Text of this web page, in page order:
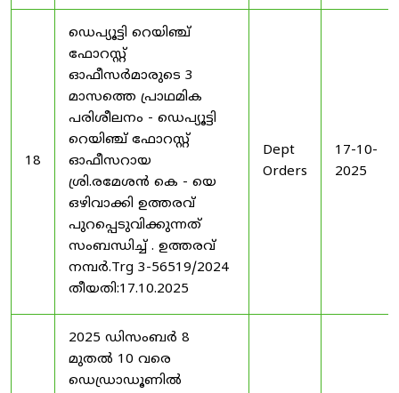
18
ഡെപ്യൂട്ടി റെയിഞ്ച്
ഫോറസ്റ്റ്
ഓഫീസർമാരുടെ 3
മാസത്തെ പ്രാഥമിക
പരിശീലനം - ഡെപ്യൂട്ടി
റെയിഞ്ച് ഫോറസ്റ്റ്
ഓഫീസറായ
ശ്രി.രമേശൻ കെ - യെ
ഒഴിവാക്കി ഉത്തരവ്
പുറപ്പെടുവിക്കുന്നത്
സംബന്ധിച്ച് . ഉത്തരവ്
നമ്പർ.Trg 3-56519/2024
തീയതി:17.10.2025
Dept
Orders
17-10-
2025
2025 ഡിസംബർ 8
മുതൽ 10 വരെ
ഡെഡ്രാഡൂണിൽ